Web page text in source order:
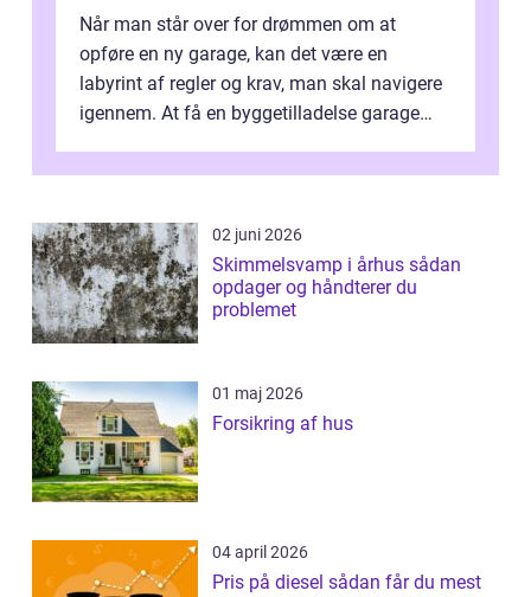
Når man står over for drømmen om at
opføre en ny garage, kan det være en
labyrint af regler og krav, man skal navigere
igennem. At få en byggetilladelse garage
02 juni 2026
Skimmelsvamp i århus sådan
opdager og håndterer du
problemet
01 maj 2026
Forsikring af hus
04 april 2026
Pris på diesel sådan får du mest